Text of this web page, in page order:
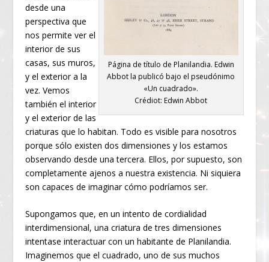
Página de título de Planilandia. Edwin
Abbot la publicó bajo el pseudónimo
«Un cuadrado».
Crédiot: Edwin Abbot
desde una
perspectiva que
nos permite ver el
interior de sus
casas, sus muros,
y el exterior a la
vez. Vemos
también el interior
y el exterior de las
criaturas que lo habitan. Todo es visible para nosotros
porque sólo existen dos dimensiones y los estamos
observando desde una tercera. Ellos, por supuesto, son
completamente ajenos a nuestra existencia. Ni siquiera
son capaces de imaginar cómo podríamos ser.
Supongamos que, en un intento de cordialidad
interdimensional, una criatura de tres dimensiones
intentase interactuar con un habitante de Planilandia.
Imaginemos que el cuadrado, uno de sus muchos